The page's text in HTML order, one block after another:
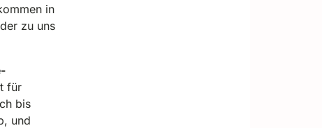
in
zu uns
für
bis
und